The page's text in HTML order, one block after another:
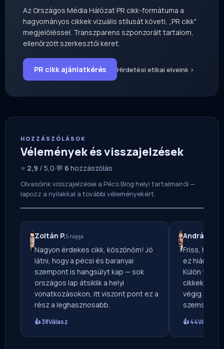
Az Országos Média Hálózat PR cikk-formátuma a
hagyományos cikkek vizuális stílusát követi, „PR cikk"
megjelöléssel. Transzparens szponzorált tartalom,
ellenőrzött szerkesztői keret.
PR cikk ajánlatkérés Hirdetési etikai elveink ›
HOZZÁSZÓLÁSOK
Vélemények és visszajelzések
⭐ 2,9 / 5,0·💬 6 hozzászólás
Olvasóink visszajelzései a Pécs Blog helyi tartalmairól —
lapozz a nyilakkal a további véleményekért.
Zoltán P.5 napja
Nagyon érdekes cikk, köszönöm! Jó
látni, hogy a pécsi és baranyai
szempont is hangsúlyt kap — sok
országos lap átsiklik a helyi
vonatkozásokon, itt viszont pont ez a
rész a leghasznosabb.
👍 38Válasz
András F.
Friss, helyi,
ez
Külön
cikkek is
végig lehet
👍 44Válasz